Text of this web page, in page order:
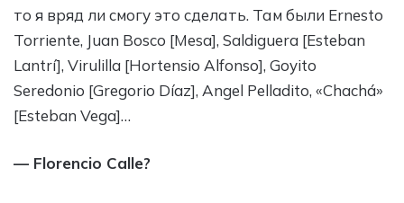
то я вряд ли смогу это сделать. Там были Ernesto
Torriente, Juan Bosco [Mesa], Saldiguera [Esteban
Lantrí], Virulilla [Hortensio Alfonso], Goyito
Seredonio [Gregorio Díaz], Angel Pelladito, «Chachá»
[Esteban Vega]…
— Florencio Calle?